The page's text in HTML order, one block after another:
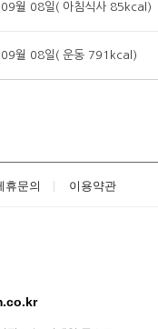
09월 08일( 아침식사 85kcal)
09월 08일( 운동 791kcal)
휴문의 이용약관